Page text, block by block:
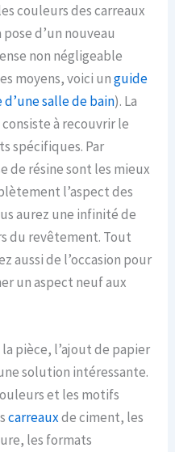
couleurs des carreaux
d’un nouveau
non négligeable
moyens, voici unguide
salle de bain). La
à recouvrir le
spécifiques. Par
de résine sont les mieux
l’aspect des
aurez une infinité de
du revêtement. Tout
aussi de l’occasion pour
un aspect neuf aux
pièce, l’ajout de papier
solution intéressante.
et les motifs
carreauxde ciment, les
les formats